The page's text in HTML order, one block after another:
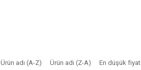
Ürün adı (A-Z) Ürün adı (Z-A) En düşük fiyat